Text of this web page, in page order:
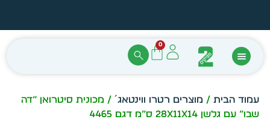
0
עמוד הבית / מוצרים רטרו ווינטאג´ / מכונית סיטרואן “דה
שבו” עם גלשן 28x11X14 ס”מ דגם 4465